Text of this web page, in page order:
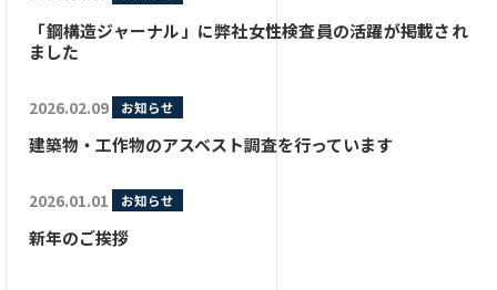
「鋼構造ジャーナル」に弊社女性検査員の活躍が掲載され
ました
2026.02.09 お知らせ
建築物・工作物のアスベスト調査を行っています
2026.01.01 お知らせ
新年のご挨拶